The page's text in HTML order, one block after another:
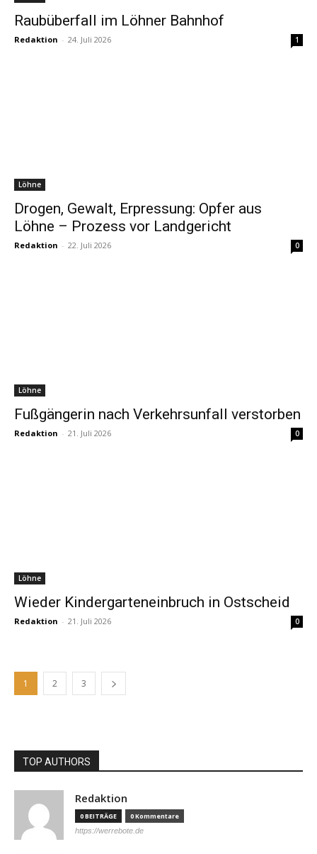
Raubüberfall im Löhner Bahnhof
Redaktion - 24. Juli 2026 1
Löhne
Drogen, Gewalt, Erpressung: Opfer aus
Löhne – Prozess vor Landgericht
Redaktion - 22. Juli 2026 0
Löhne
Fußgängerin nach Verkehrsunfall verstorben
Redaktion - 21. Juli 2026 0
Löhne
Wieder Kindergarteneinbruch in Ostscheid
Redaktion - 21. Juli 2026 0
1 2 3
TOP AUTHORS
Redaktion
0 BEITRÄGE 0 Kommentare
https://werrebote.de